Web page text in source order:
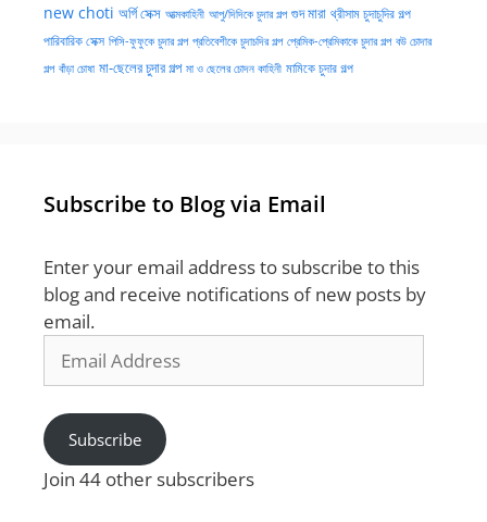
new choti অর্গি সেক্স আত্মকাহিনী আপু/দিদিকে চুদার গল্প গুদ মারা থ্রীসাম চুদাচুদির গল্প
পারিবারিক সেক্স পিসি-ফুফুকে চুদার গল্প প্রতিবেশীকে চুদাচদির গল্প প্রেমিক-প্রেমিকাকে চুদার গল্প বউ চোদার
গল্প বাঁড়া চোষা মা-ছেলের চুদার গল্প মা ও ছেলের চোদন কাহিনী মামিকে চুদার গল্প
Subscribe to Blog via Email
Enter your email address to subscribe to this
blog and receive notifications of new posts by
email.
Address
Subscribe
Join 44 other subscribers